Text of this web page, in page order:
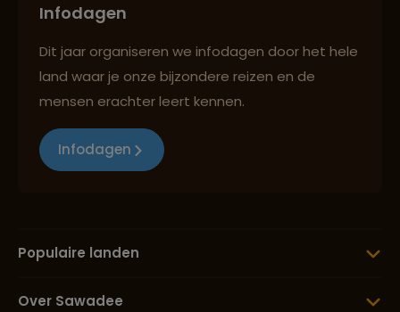
Infodagen
Dit jaar organiseren we infodagen door het hele
land waar je onze bijzondere reizen en de
mensen erachter leert kennen.
Infodagen
Populaire landen
Over Sawadee